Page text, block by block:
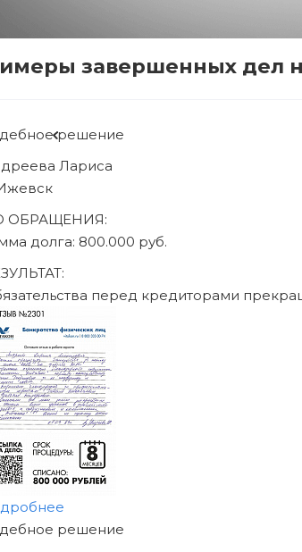
завершенных дел
сумма долга: 470.000
Обязательства